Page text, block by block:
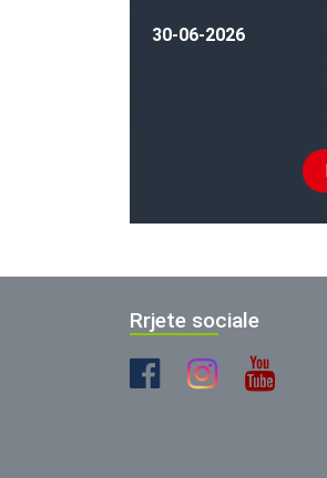
30-06-2026
Rrjete sociale